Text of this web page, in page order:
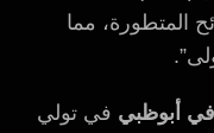
المتطورة، مما
أبوظبي في تولي